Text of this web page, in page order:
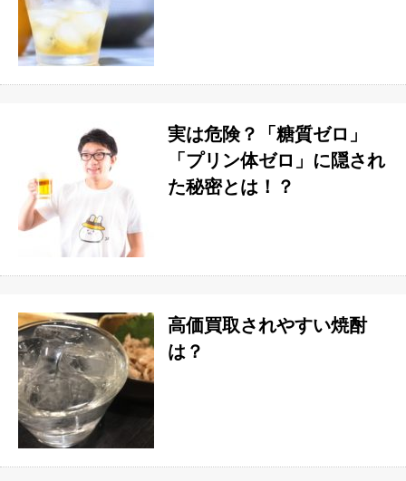
実は危険？「糖質ゼロ」
「プリン体ゼロ」に隠され
た秘密とは！？
高価買取されやすい焼酎
は？